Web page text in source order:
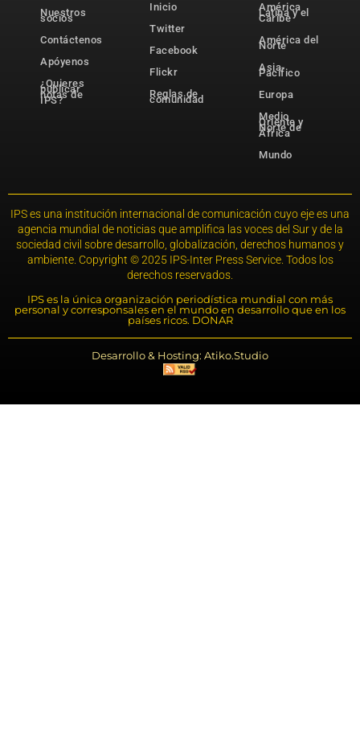
Nuestros
socios
Contáctenos
Apóyenos
¿Quieres
publicar
notas de
IPS?
Inicio
Twitter
Facebook
Flickr
Reglas de
comunidad
América
Latina y el
Caribe
América del
Norte
Asia-
Pacífico
Europa
Medio
Oriente y
Norte de
África
Mundo
IPS es una institución internacional de comunicación cuyo eje es una
agencia mundial de noticias que amplifica las voces del Sur y de la
sociedad civil sobre desarrollo, globalización, derechos humanos y
ambiente. Copyright © 2025 IPS-Inter Press Service. Todos los
derechos reservados.
IPS es la única organización periodística mundial con más
personal y corresponsales en el mundo en desarrollo que en los
países ricos. DONAR
Desarrollo & Hosting: Atiko.Studio